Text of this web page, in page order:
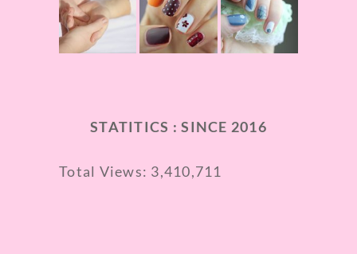
STATITICS : SINCE 2016
Total Views: 3,410,711